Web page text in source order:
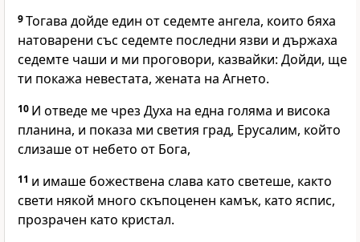
9Тогава дойде един от седемте ангела, които бяха
натоварени със седемте последни язви и държаха
седемте чаши и ми проговори, казвайки: Дойди, ще
ти покажа невестата, жената на Агнето.
10 И отведе ме чрез Духа на една голяма и висока
планина, и показа ми светия град, Ерусалим, който
слизаше от небето от Бога,
11 и имаше божествена слава като светеше, както
свети някой много скъпоценен камък, като яспис,
прозрачен като кристал.